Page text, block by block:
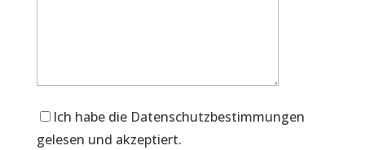
Ich habe die Datenschutzbestimmungen
gelesen und akzeptiert.